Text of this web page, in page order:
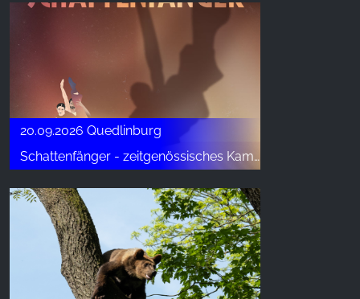
20.09.2026 Quedlinburg
Schattenfänger - zeitgenössisches Kammertanzstück